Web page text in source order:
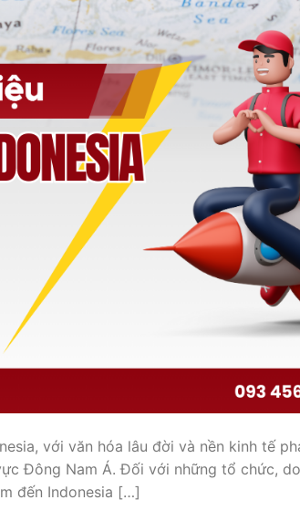
với văn hóa lâu đời và nền kinh tế
Đông Nam Á. Đối với những tổ chức,
đến Indonesia […]